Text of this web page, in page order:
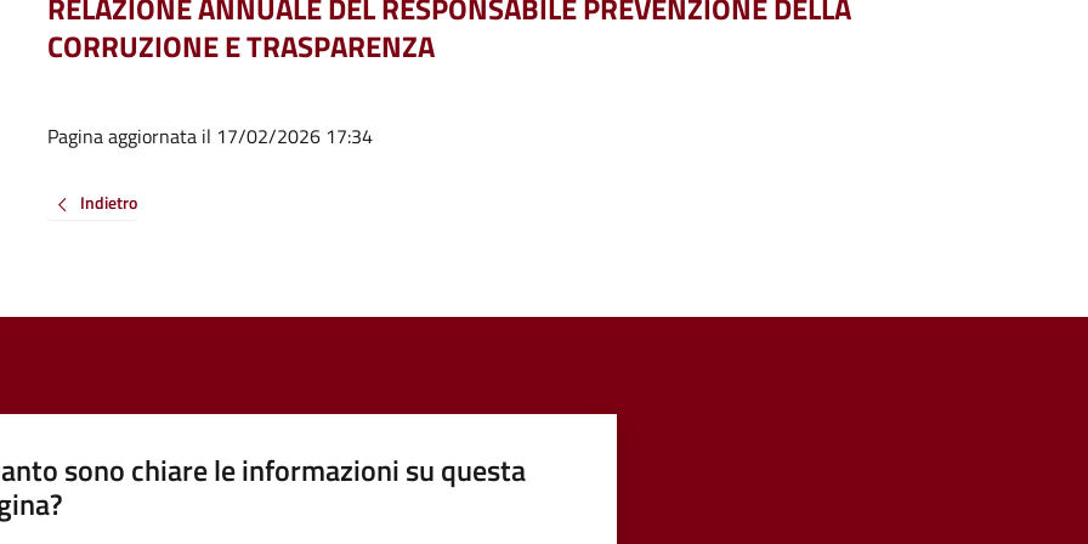
RELAZIONE ANNUALE DEL RESPONSABILE PREVENZIONE DELLA
CORRUZIONE E TRASPARENZA
Pagina aggiornata il 17/02/2026 17:34
Indietro
sono chiare le informazioni su questa